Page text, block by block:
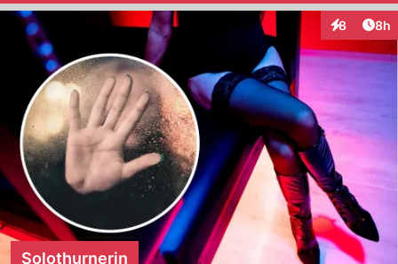
8 8h
Solothurnerin